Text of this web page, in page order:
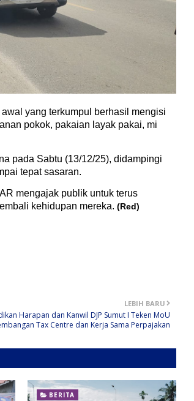
yang terkumpul berhasil mengisi
pokok, pakaian layak pakai, mi
pada Sabtu (13/12/25), didampingi
tepat sasaran.
mengajak publik untuk terus
kehidupan mereka. (Red)
LEBIH BARU
Harapan dan Kanwil DJP Sumut I Teken MoU
Tax Centre dan Kerja Sama Perpajakan
BERITA